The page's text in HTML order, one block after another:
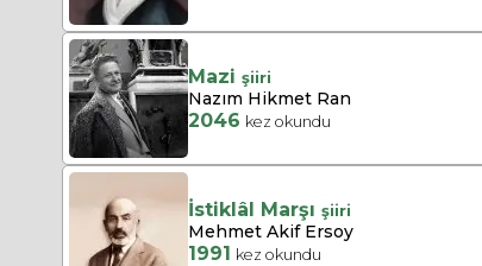
Mazi şiiri
Nazım Hikmet Ran
2046 kez okundu
İstiklâl Marşı şiiri
Mehmet Akif Ersoy
1991 kez okundu